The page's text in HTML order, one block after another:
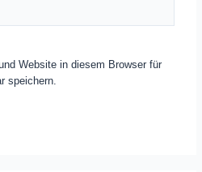
Website in diesem Browser für
speichern.